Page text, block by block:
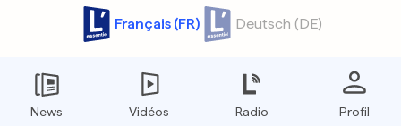
Français (FR) Deutsch (DE)
Contact Confidentialité Protection des données
Conditions générales Tarifs
News Vidéos Radio Profil